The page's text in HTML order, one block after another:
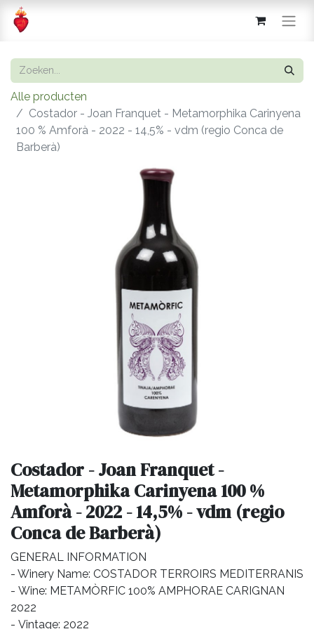
Alle producten
Costador - Joan Franquet - Metamorphika Carinyena
100 % Amforà - 2022 - 14,5% - vdm (regio Conca de
Barberà)
Costador - Joan Franquet -
Metamorphika Carinyena 100 %
Amforà - 2022 - 14,5% - vdm (regio
Conca de Barberà)
GENERAL INFORMATION
- Winery Name: COSTADOR TERROIRS MEDITERRANIS
- Wine: METAMÒRFIC 100% AMPHORAE CARIGNAN
2022
- Vintage: 2022